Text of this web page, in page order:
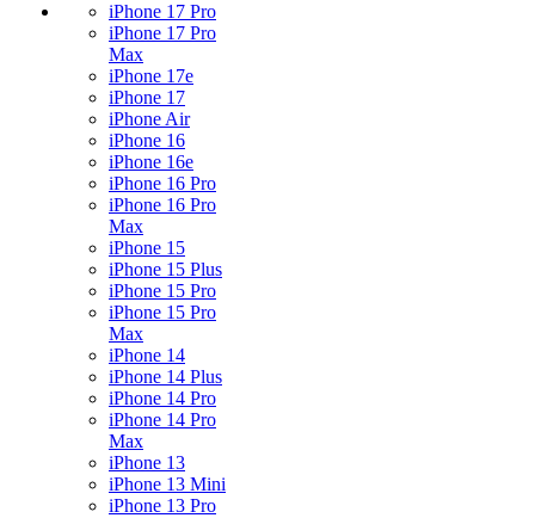
iPhone 17 Pro
iPhone 17 Pro
Max
iPhone 17e
iPhone 17
iPhone Air
iPhone 16
iPhone 16e
iPhone 16 Pro
iPhone 16 Pro
Max
iPhone 15
iPhone 15 Plus
iPhone 15 Pro
iPhone 15 Pro
Max
iPhone 14
iPhone 14 Plus
iPhone 14 Pro
iPhone 14 Pro
Max
iPhone 13
iPhone 13 Mini
iPhone 13 Pro